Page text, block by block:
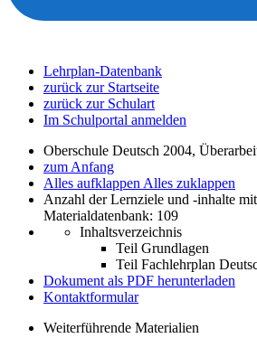
Lehrplan-Datenbank
zurück zur Startseite
zurück zur Schulart
Im Schulportal anmelden
Oberschule Deutsch 2004,
zum Anfang
Alles aufklappen Alles zuklappen
Anzahl der Lernziele und -inhalte
Materialdatenbank: 109
Inhaltsverzeichnis
Teil Grundlagen
Teil Fachlehrplan
Dokument als PDF herunterladen
Kontaktformular
Weiterführende Materialien